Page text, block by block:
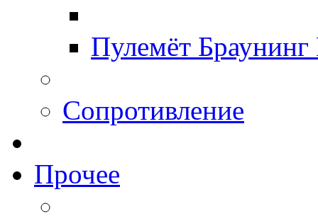
Пулемёт
Сопротивление
Прочее